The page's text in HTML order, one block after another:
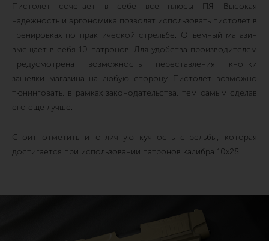
Пистолет сочетает в себе все плюсы ПЯ. Высокая
надежность и эргономика позволят использовать пистолет в
тренировках по практической стрельбе. Отъемный магазин
вмещает в себя 10 патронов. Для удобства производителем
предусмотрена возможность переставления кнопки
защелки магазина на любую сторону. Пистолет возможно
тюнинговать, в рамках законодательства, тем самым сделав
его еще лучше.
Стоит отметить и отличную кучность стрельбы, которая
достигается при использовании патронов калибра 10х28.